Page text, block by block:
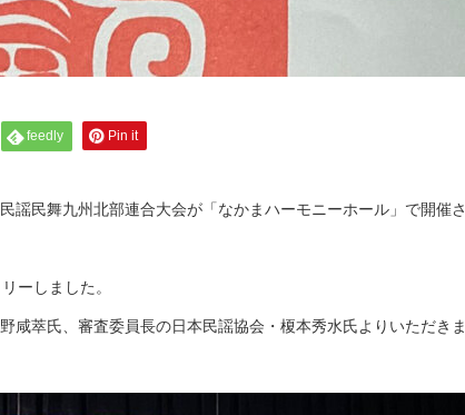
feedly Pin it
民舞九州北部連合大会が「なかまハーモニーホール」で開催さ
ーしました。
咸萃氏、審査委員長の日本民謡協会・榎本秀水氏よりいただきま